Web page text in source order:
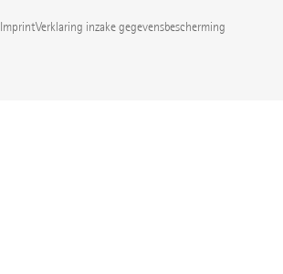
ImprintVerklaring inzake gegevensbescherming